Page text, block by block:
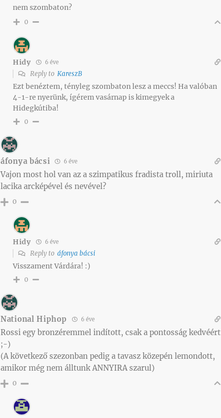
nem szombaton?
0
Hidy 6 éve
Reply to KareszB
Ezt benéztem, tényleg szombaton lesz a meccs! Ha valóban
4-1-re nyerünk, ígérem vasárnap is kimegyek a
Hidegkútiba!
0
áfonya bácsi 6 éve
Vajon most hol van az a szimpatikus fradista troll, miriuta
lacika arcképével és nevével?
0
Hidy 6 éve
Reply to áfonya bácsi
Visszament Várdára! :)
0
National Hiphop 6 éve
Rossi egy bronzéremmel indított, csak a pontosság kedvéért
;-)
(A következő szezonban pedig a tavasz közepén lemondott,
amikor még nem álltunk ANNYIRA szarul)
0